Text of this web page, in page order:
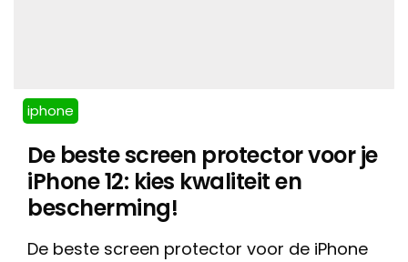
iphone
De beste screen protector voor je
iPhone 12: kies kwaliteit en
bescherming!
De beste screen protector voor de iPhone